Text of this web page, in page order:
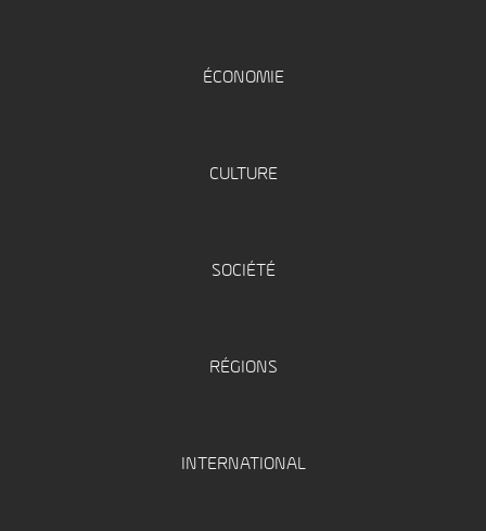
ÉCONOMIE
CULTURE
SOCIÉTÉ
RÉGIONS
INTERNATIONAL